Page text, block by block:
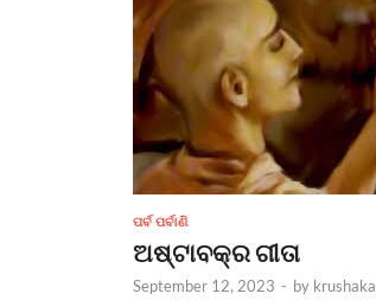
ପର୍ବ ପର୍ବାଣି
ଅଷ୍ଟାବକ୍ର ଗୀତା
September 12, 2023 - by krushaka